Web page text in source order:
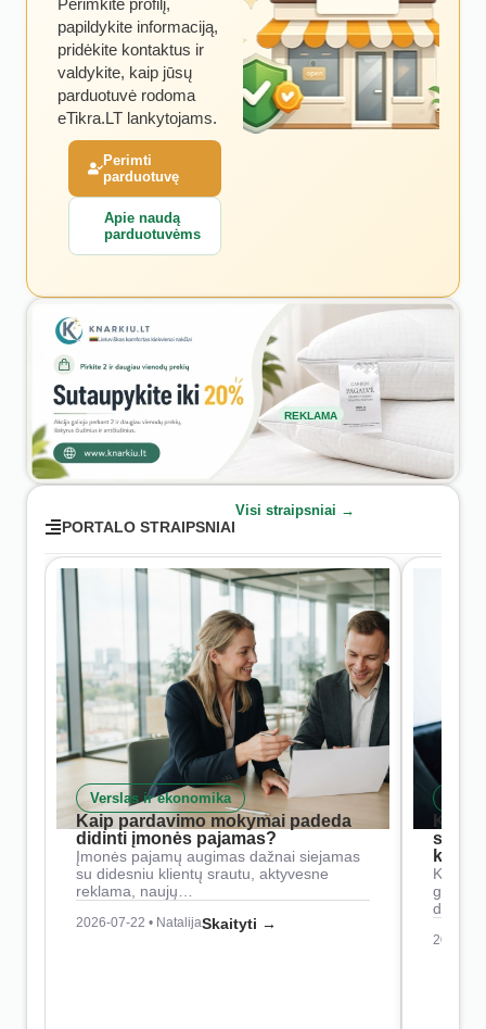
Perimkite profilį,
papildykite informaciją,
pridėkite kontaktus ir
valdykite, kaip jūsų
parduotuvė rodoma
eTikra.LT lankytojams.
Perimti
parduotuvę
Apie naudą
parduotuvėms
REKLAMA
PORTALO STRAIPSNIAI
Visi straipsniai →
Verslas ir ekonomika
Kaip pardavimo mokymai padeda
didinti įmonės pajamas?
Įmonės pajamų augimas dažnai siejamas
su didesniu klientų srautu, aktyvesne
reklama, naujų…
2026-07-22 • NatalijaSkaityti →
Kaip
2026-